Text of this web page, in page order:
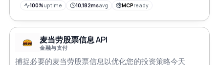
100%uptime 10,182msavg MCPready
麦当劳股票信息 API
金融与支付
捕捉必要的麦当劳股票信息以优化您的投资策略今天